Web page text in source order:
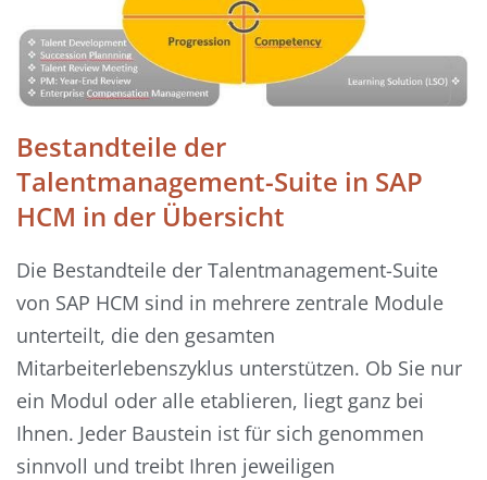
Bestandteile der
Talentmanagement-Suite in SAP
HCM in der Übersicht
Die Bestandteile der Talentmanagement-Suite
von SAP HCM sind in mehrere zentrale Module
unterteilt, die den gesamten
Mitarbeiterlebenszyklus unterstützen. Ob Sie nur
ein Modul oder alle etablieren, liegt ganz bei
Ihnen. Jeder Baustein ist für sich genommen
sinnvoll und treibt Ihren jeweiligen